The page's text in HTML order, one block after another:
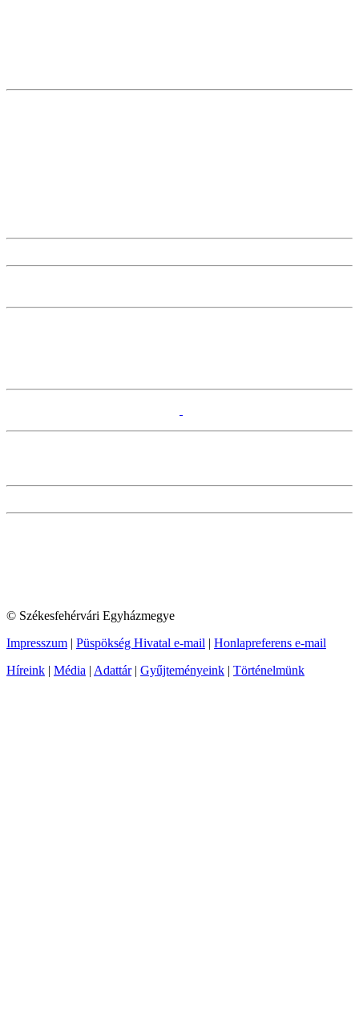
© Székesfehérvári Egyházmegye
Impresszum | Püspökség Hivatal e-mail | Honlapreferens e-mail
Híreink | Média | Adattár| Gyűjteményeink | Történelmünk